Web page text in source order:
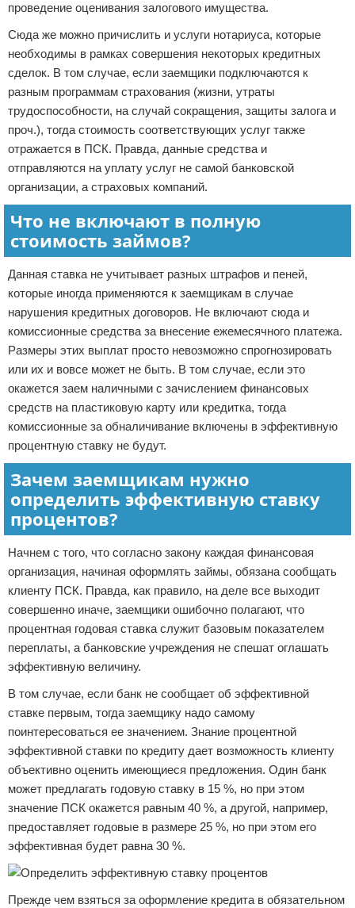
проведение оценивания залогового имущества.
Сюда же можно причислить и услуги нотариуса, которые
необходимы в рамках совершения некоторых кредитных
сделок. В том случае, если заемщики подключаются к
разным программам страхования (жизни, утраты
трудоспособности, на случай сокращения, защиты залога и
проч.), тогда стоимость соответствующих услуг также
отражается в ПСК. Правда, данные средства и
отправляются на уплату услуг не самой банковской
организации, а страховых компаний.
Что не включают в полную
стоимость займов?
Данная ставка не учитывает разных штрафов и пеней,
которые иногда применяются к заемщикам в случае
нарушения кредитных договоров. Не включают сюда и
комиссионные средства за внесение ежемесячного платежа.
Размеры этих выплат просто невозможно спрогнозировать
или их и вовсе может не быть. В том случае, если это
окажется заем наличными с зачислением финансовых
средств на пластиковую карту или кредитка, тогда
комиссионные за обналичивание включены в эффективную
процентную ставку не будут.
Зачем заемщикам нужно
определить эффективную ставку
процентов?
Начнем с того, что согласно закону каждая финансовая
организация, начиная оформлять займы, обязана сообщать
клиенту ПСК. Правда, как правило, на деле все выходит
совершенно иначе, заемщики ошибочно полагают, что
процентная годовая ставка служит базовым показателем
переплаты, а банковские учреждения не спешат оглашать
эффективную величину.
В том случае, если банк не сообщает об эффективной
ставке первым, тогда заемщику надо самому
поинтересоваться ее значением. Знание процентной
эффективной ставки по кредиту дает возможность клиенту
объективно оценить имеющиеся предложения. Один банк
может предлагать годовую ставку в 15 %, но при этом
значение ПСК окажется равным 40 %, а другой, например,
предоставляет годовые в размере 25 %, но при этом его
эффективная будет равна 30 %.
Прежде чем взяться за оформление кредита в обязательном